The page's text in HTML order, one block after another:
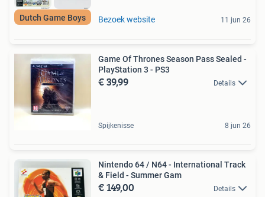
Dutch Game Boys Bezoek website 11 jun 26
Game Of Thrones Season Pass Sealed -
PlayStation 3 - PS3
€ 39,99 Details
Spijkenisse 8 jun 26
Nintendo 64 / N64 - International Track
& Field - Summer Gam
€ 149,00 Details